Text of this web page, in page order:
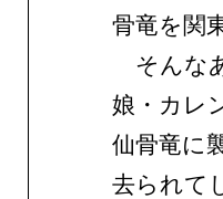
骨竜を関
そんな
娘・カレ
仙骨竜に
去られて